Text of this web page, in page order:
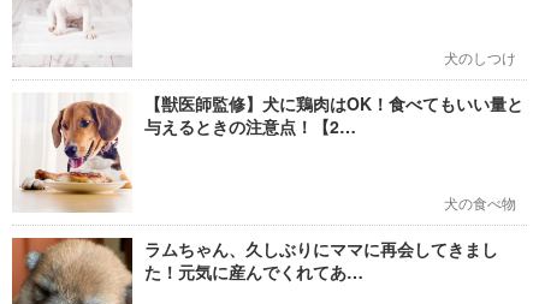
犬のしつけ
【獣医師監修】犬に鶏肉はOK！食べてもいい量と
与えるときの注意点！【2…
犬の食べ物
ラムちゃん、久しぶりにママに再会してきまし
た！元気に産んでくれてあ…